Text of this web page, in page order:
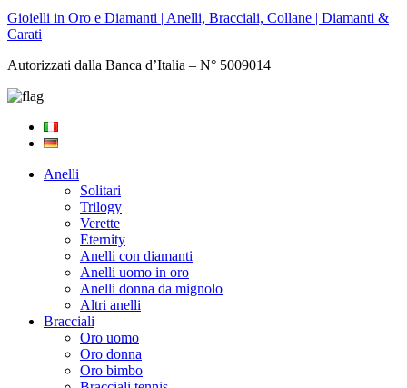
Gioielli in Oro e Diamanti | Anelli, Bracciali, Collane | Diamanti &
Carati
Autorizzati dalla Banca d’Italia – N° 5009014
Anelli
Solitari
Trilogy
Verette
Eternity
Anelli con diamanti
Anelli uomo in oro
Anelli donna da mignolo
Altri anelli
Bracciali
Oro uomo
Oro donna
Oro bimbo